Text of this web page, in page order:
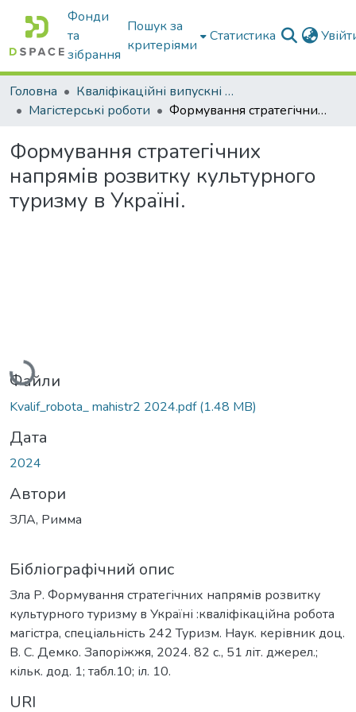
Фонди
та
зібрання
Пошук за
критеріями
Статистика
Головна
Кваліфікаційні випускні роботи бакалаврів і магістрів
Магістерські роботи
Формування стратегічних напрямів розвитку культурного туризму в Україні.
Формування стратегічних
напрямів розвитку культурного
туризму в Україні.
Вантажиться...
Файли
Kvalif_robota_ mahistr2 2024.pdf(1.48 MB)
Дата
2024
Автори
ЗЛА, Римма
Бібліографічний опис
Зла Р. Формування стратегічних напрямів розвитку
культурного туризму в Україні :кваліфікаційна робота
магістра, спеціальність 242 Туризм. Наук. керівник доц.
В. С. Демко. Запоріжжя, 2024. 82 с., 51 літ. джерел.;
кільк. дод. 1; табл.10; іл. 10.
URI